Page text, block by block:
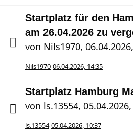
Startplatz für den
am 26.04.2026 zu
von Nils1970,
Nils1970 06.04.2026, 14:35
Startplatz Hamburg
von ls.13554,
ls.13554 05.04.2026, 10:37